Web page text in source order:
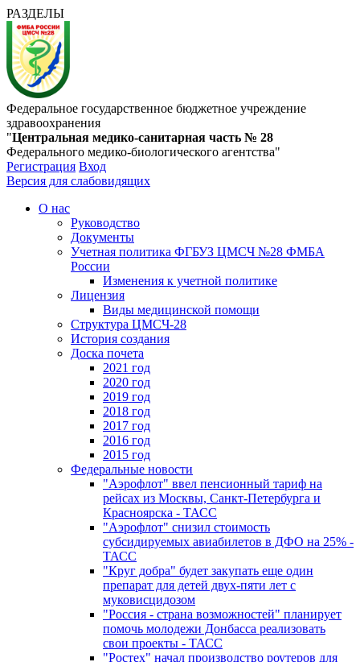
РАЗДЕЛЫ
Федеральное государственное бюджетное учреждение
здравоохранения
"Центральная медико-санитарная часть № 28
Федерального медико-биологического агентства"
Регистрация Вход
Версия для слабовидящих
О нас
Руководство
Документы
Учетная политика ФГБУЗ ЦМСЧ №28 ФМБА
России
Изменения к учетной политике
Лицензия
Виды медицинской помощи
Структура ЦМСЧ-28
История создания
Доска почета
2021 год
2020 год
2019 год
2018 год
2017 год
2016 год
2015 год
Федеральные новости
"Аэрофлот" ввел пенсионный тариф на
рейсах из Москвы, Санкт-Петербурга и
Красноярска - ТАСС
"Аэрофлот" снизил стоимость
субсидируемых авиабилетов в ДФО на 25% -
ТАСС
"Круг добра" будет закупать еще один
препарат для детей двух-пяти лет с
муковисцидозом
"Россия - страна возможностей" планирует
помочь молодежи Донбасса реализовать
свои проекты - ТАСС
"Ростех" начал производство роутеров для